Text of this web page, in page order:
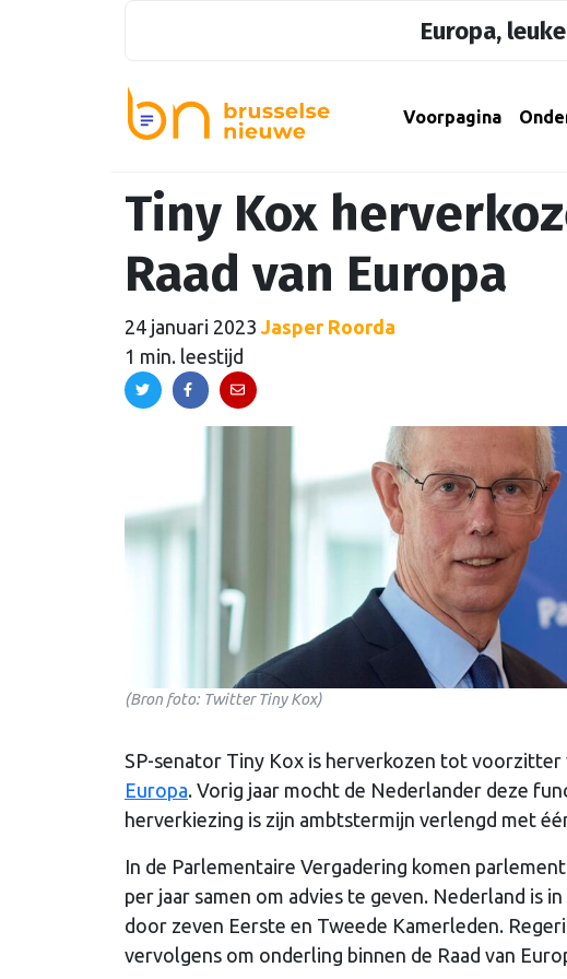
Europa,
Voorpagina
Tiny Kox
Raad van Europa
24 januari 2023 Jasper Roorda
1 min. leestijd
(Bron foto: Twitter Tiny Kox)
SP-senator Tiny Kox is herverkozen tot voorzitter
Europa. Vorig jaar mocht de Nederlander deze
herverkiezing is zijn ambtstermijn verlengd met
In de Parlementaire Vergadering komen
per jaar samen om advies te geven. Nederland is
door zeven Eerste en Tweede Kamerleden.
vervolgens om onderling binnen de Raad van